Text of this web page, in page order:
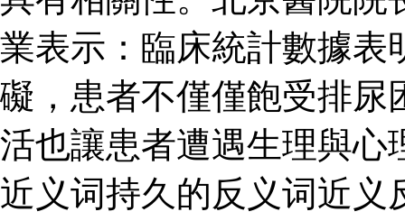
業表示：臨床統計數據表
礙，患者不僅僅飽受排尿
活也讓患者遭遇生理與
近义词持久的反义词近